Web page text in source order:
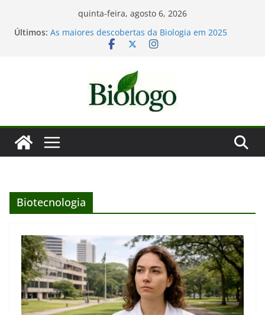
quinta-feira, agosto 6, 2026
Últimos: As maiores descobertas da Biologia em 2025
Dia Mundial das Baleias e Golfinhos
Considerações de fim de ano: Biologia 2025
Mergulho na Biologia – por que a ciência é tão
fascinante?
Biotecnologia